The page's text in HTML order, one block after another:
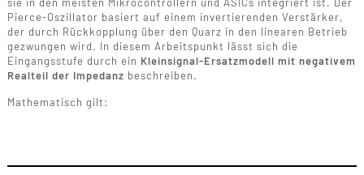
sie in den meisten Mikrocontrollern und ASICs integriert ist. Der
Pierce-Oszillator basiert auf einem invertierenden Verstärker,
der durch Rückkopplung über den Quarz in den linearen Betrieb
gezwungen wird. In diesem Arbeitspunkt lässt sich die
Eingangsstufe durch ein Kleinsignal-Ersatzmodell mit negativem
Realteil der Impedanz beschreiben.
Mathematisch gilt: